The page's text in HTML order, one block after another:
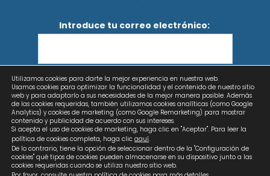
Introduce tu correo electrónico:
He leído y acepto los términos y condiciones
Utilizamos cookies para darte la mejor experiencia en nuestra web.
Usamos cookies para optimizar la funcionalidad y el contenido de nuestro sitio
web y para adaptarlo a sus necesidades de la mejor manera posible. Además
de las cookies requeridas, también utilizamos cookies analíticas (como Google
Analytics) y cookies de marketing (como Google Remarketing) para mostrar
contenido y publicidad de acuerdo con sus intereses.
Si acepta el uso de cookies de marketing, haga clic en "Aceptar". Para leer la
política de cookies completa, haga clic aquí.
De lo contrario, tiene la opción de seleccionar dentro de la "Configuración de
cookies" qué tipos de cookies pueden almacenarse en su dispositivo junto a las
cookies requeridas cuando se utiliza nuestro sitio web.